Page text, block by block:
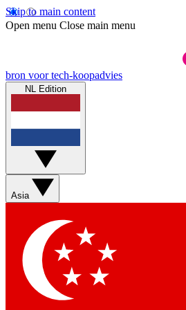
Skip to main content
Open menu Close main menu
bron voor tech-koopadvies
NL Edition
Asia